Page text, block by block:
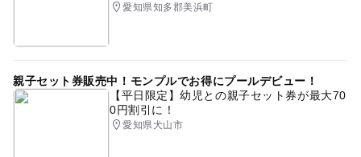
愛知県知多郡美浜町
親子セット券販売中！モンプルでお得にプールデビュー！
【平日限定】幼児との親子セット券が最大70
0円割引に！
愛知県犬山市